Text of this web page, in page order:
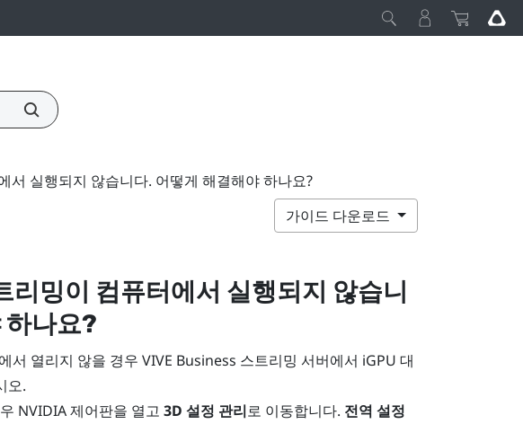
서 실행되지 않습니다. 어떻게 해결해야 하나요?
가이드 다운로드
리밍이 컴퓨터에서 실행되지 않습니
하나요?
서 열리지 않을 경우 VIVE Business 스트리밍 서버에서 iGPU 대
오.
NVIDIA 제어판을 열고 3D 설정 관리로 이동합니다. 전역 설정